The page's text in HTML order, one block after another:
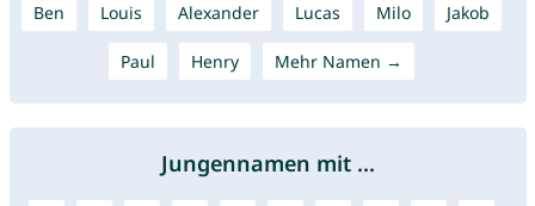
Ben Louis Alexander Lucas Milo Jakob
Paul Henry Mehr Namen →
Jungennamen mit ...